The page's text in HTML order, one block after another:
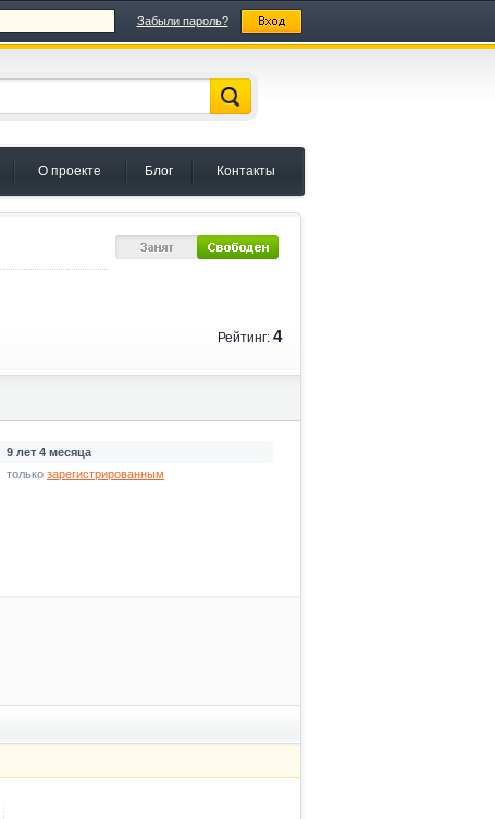
Забыли пароль?
О проекте Блог Контакты
Рейтинг: 4
9 лет 4 месяца
только зарегистрированным